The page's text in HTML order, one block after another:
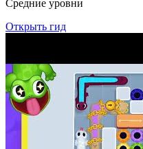
Средние уровни
Открыть гид